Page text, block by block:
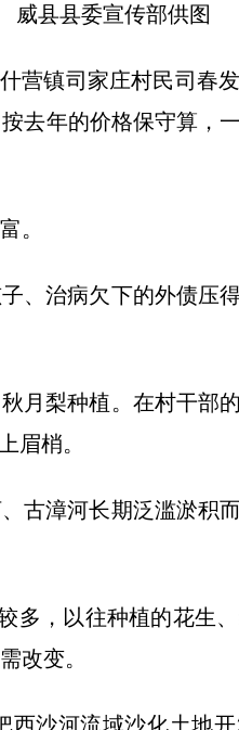
威县县委宣传部供图
营镇司家庄村民司
去年的价格保守算，
。
、治病欠下的外债压
月梨种植。在村干部
眉梢。
古漳河长期泛滥淤积
多，以往种植的花生
改变。
西沙河流域沙化土地